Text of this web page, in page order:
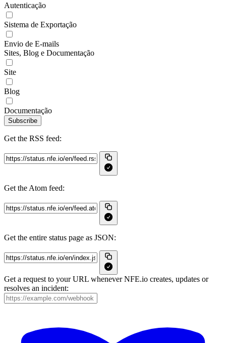
Autenticação
Sistema de Exportação
Envio de E-mails
Sites, Blog e Documentação
Site
Blog
Documentação
Subscribe
Get the RSS feed:
Get the Atom feed:
Get the entire status page as JSON:
Get a request to your URL whenever NFE.io creates, updates or
resolves an incident: